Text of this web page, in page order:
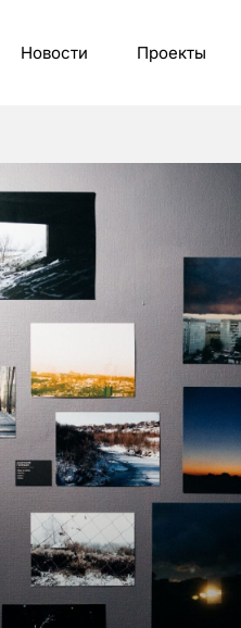
Новости Проекты